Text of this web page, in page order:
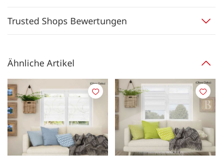
Trusted Shops Bewertungen
Ähnliche Artikel
Merken